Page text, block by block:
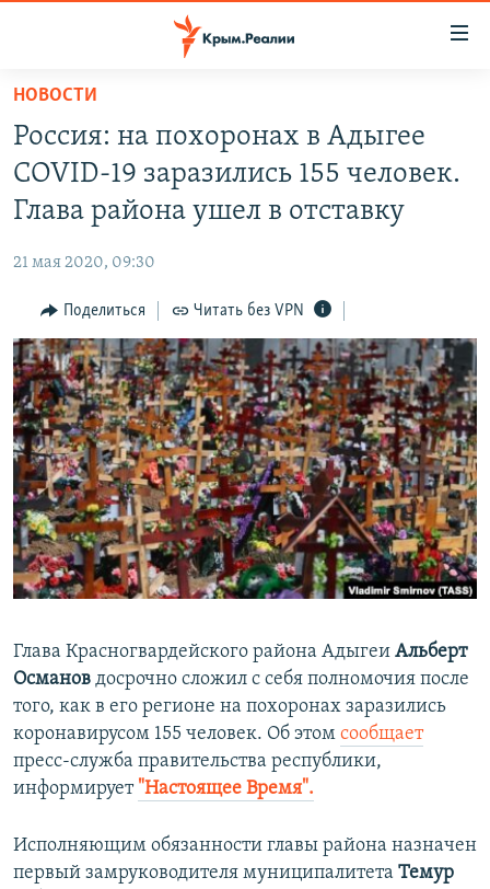
Вернуться
основному
содержанию
Вернутся
главной
Вернутся
поиску
11 ЛЕТ ОККУПАЦИИ КРЫМА. 11 ИСТОРИЙ СОПРОТИВЛЕНИЯ
ВОДА
ЕЩЕ
ИНТЕРАКТИВ
ИНФОГРАФИКА
ТЕЛЕПРОЕКТ КРЫМ.РЕАЛИИ
СОВЕТЫ ПРАВОЗАЩИТНИКОВ
ПРОПАВШИЕ БЕЗ ВЕСТИ
ПОБЕДИТЕЛЕЙ НЕ СУДЯТ?
КРЫМ.НЕПОКОРЕННЫЙ
ELIFBE
РАДІО СВОБОДА
КАК ОБОЙТИ БЛОКИРОВКУ
Українською
Qırımtatar
ПРИСОЕДИНЯЙТЕСЬ!
Все сайты RFE/RL
НОВОСТИ
Россия: на похоронах в Адыгее
COVID-19 заразились 155 человек.
Глава района ушел в отставку
21 мая 2020, 09:30
Поделиться Читать без VPN
Глава Красногвардейского района Адыгеи Альберт
Османов досрочно сложил с себя полномочия после
того, как в его регионе на похоронах заразились
коронавирусом 155 человек. Об этом сообщает
пресс-служба правительства республики,
информирует "Настоящее Время".
Исполняющим обязанности главы района назначен
первый замруководителя муниципалитета Темур